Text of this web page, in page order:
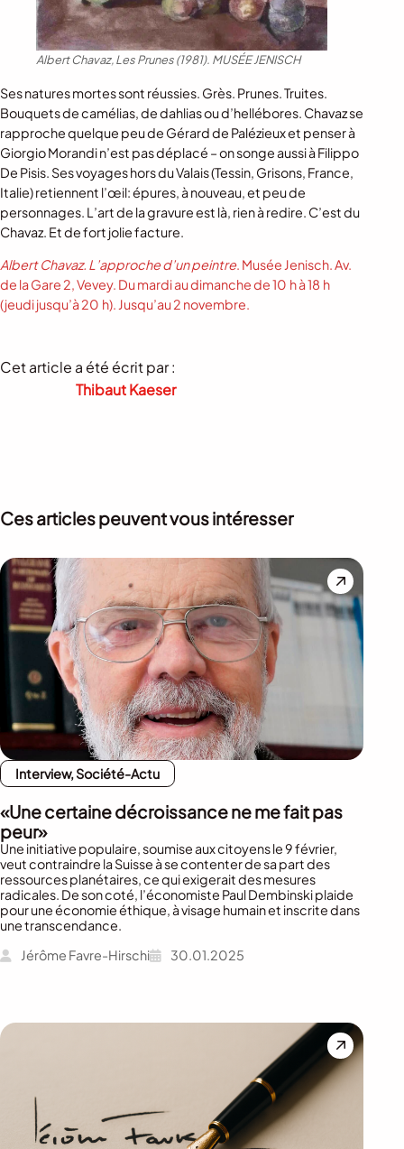
Albert Chavaz,Les Prunes(1981). MUSÉE JENISCH
Ses natures mortes sont réussies. Grès. Prunes. Truites.
Bouquets de camélias, de dahlias ou d’hellébores. Chavaz se
rapproche quelque peu de Gérard de Palézieux et penser à
Giorgio Morandi n’est pas déplacé – on songe aussi à Filippo
De Pisis. Ses voyages hors du Valais (Tessin, Grisons, France,
Italie) retiennent l’œil: épures, à nouveau, et peu de
personnages. L’art de la gravure est là, rien à redire. C’est du
Chavaz. Et de fort jolie facture.
Albert Chavaz. L’approche d’un peintre. Musée Jenisch. Av.
de la Gare 2, Vevey. Du mardi au dimanche de 10 h à 18 h
(jeudi jusqu’à 20 h). Jusqu’au 2 novembre.
Cet article a été écrit par :
Thibaut Kaeser
Ces articles peuvent vous intéresser
Interview, Société-Actu
«Une certaine décroissance ne me fait pas
peur»
Une initiative populaire, soumise aux citoyens le 9 février,
veut contraindre la Suisse à se contenter de sa part des
ressources planétaires, ce qui exigerait des mesures
radicales. De son coté, l’économiste Paul Dembinski plaide
pour une économie éthique, à visage humain et inscrite dans
une transcendance.
Jérôme Favre-Hirschi
30.01.2025